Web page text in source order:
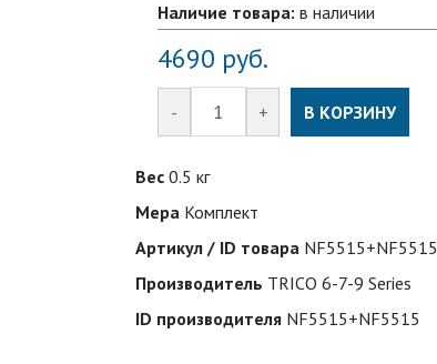
Наличие товара: в наличии
4690 руб.
- + В КОРЗИНУ
Вес 0.5 кг
Мера Комплект
Артикул / ID товара NF5515+NF5515
Производитель TRICO 6-7-9 Series
ID производителя NF5515+NF5515